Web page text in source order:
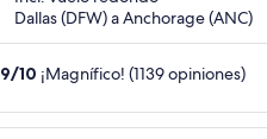
Dallas (DFW) a Anchorage (ANC)
9/10 ¡Magnífico! (1139 opiniones)